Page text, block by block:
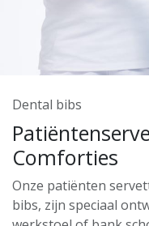
Dental bibs
Comforties
Onze patiënten
bibs, zijn speciaal